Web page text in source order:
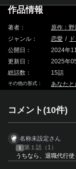
作品情報
著者：
原作：
ジャンル：
恋愛 /
公開日：
2024年
更新日：
2025年
総話数：
15話
その他の形式： あなたと
コメント(10件)
名称未設定さん
1
第１話（1）
うちなら、退職代行